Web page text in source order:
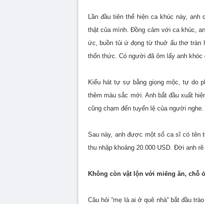
Lần đầu tiên thể hiện ca khúc này, anh
thật của mình. Đồng cảm với ca khúc,
ức, buồn tủi ứ đọng từ thuở ấu thơ tràn
thổn thức. Có người đã ôm lấy anh khóc
Kiểu hát tự sự bằng giọng mộc, tự do
thêm màu sắc mới. Anh bắt đầu xuất
cũng chạm đến tuyến lệ của người nghe.
Sau này, anh được một số ca sĩ có tên
thu nhập khoảng 20.000 USD. Đời anh
Không còn vật lộn với miếng ăn, chỗ
Câu hỏi “mẹ là ai ở quê nhà” bắt đầu